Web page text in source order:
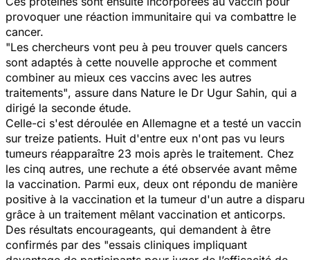
provoquer une réaction immunitaire qui va combattre le
cancer.
"Les chercheurs vont peu à peu trouver quels cancers
sont adaptés à cette nouvelle approche et comment
combiner au mieux ces vaccins avec les autres
traitements", assure dans Nature le Dr Ugur Sahin, qui a
dirigé la seconde étude.
Celle-ci s'est déroulée en Allemagne et a testé un vaccin
sur treize patients. Huit d'entre eux n'ont pas vu leurs
tumeurs réapparaître 23 mois après le traitement. Chez
les cinq autres, une rechute a été observée avant même
la vaccination. Parmi eux, deux ont répondu de manière
positive à la vaccination et la tumeur d'un autre a disparu
grâce à un traitement mêlant vaccination et anticorps.
Des résultats encourageants, qui demandent à être
confirmés par des "essais cliniques impliquant